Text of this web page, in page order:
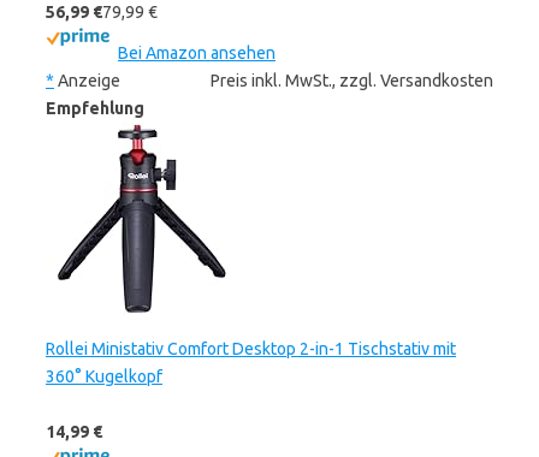
56,99 €79,99 €
Bei Amazon ansehen
* Anzeige
Preis inkl. MwSt., zzgl. Versandkosten
Empfehlung
Rollei Ministativ Comfort Desktop 2-in-1 Tischstativ mit
360° Kugelkopf
14,99 €